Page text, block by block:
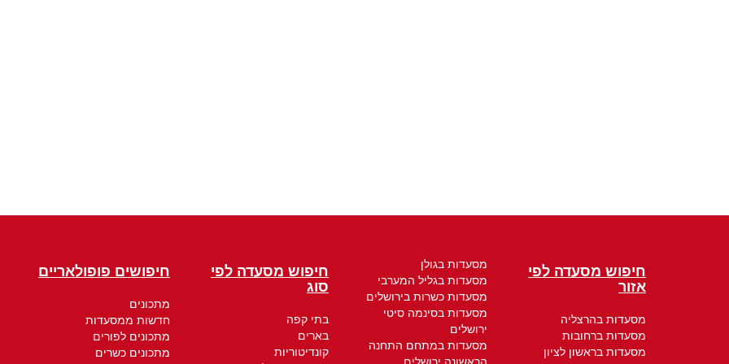
חיפוש מסעדה לפי
אזור
מסעדות בהרצליה
מסעדות ברחובות
מסעדות בראשון לציון
מסעדות בגולן
מסעדות בגליל המערבי
מסעדות כשרות בירושלים
מסעדות בסינמה סיטי
ירושלים
מסעדות במתחם התחנה
חיפוש מסעדה לפי
סוג
בתי קפה
בארים
קונדיטוריות
חיפושים פופולאריים
מתכונים
חדשות ממסעדות
מתכונים לפורים
מתכונים כשרים